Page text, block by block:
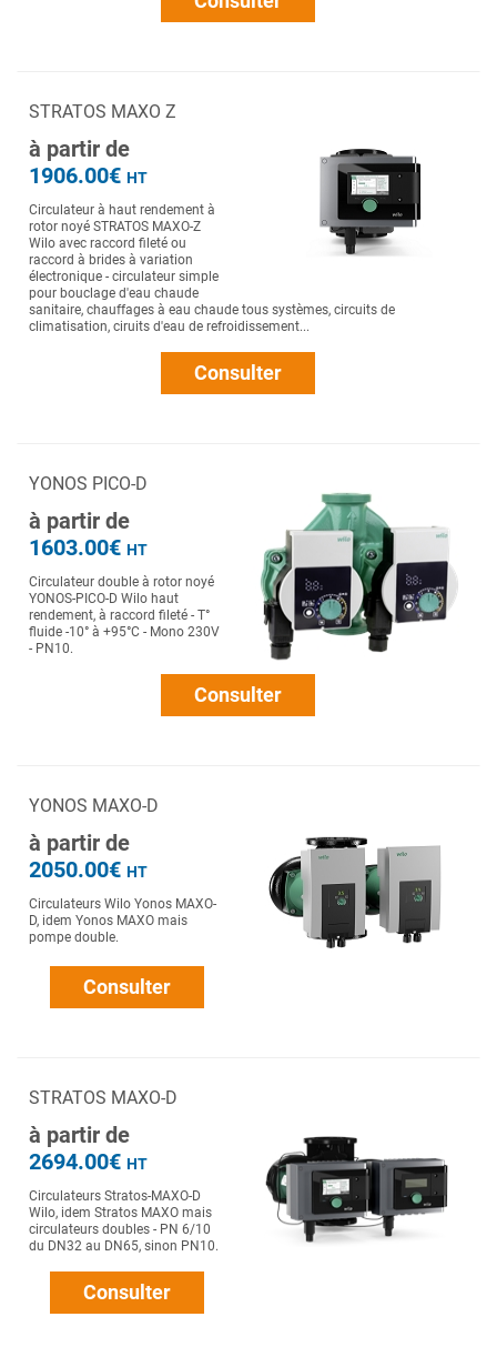
STRATOS MAXO Z
à partir de
1906.00€ HT
Circulateur à haut rendement à
rotor noyé STRATOS MAXO-Z
Wilo avec raccord fileté ou
raccord à brides à variation
électronique - circulateur simple
pour bouclage d'eau chaude
sanitaire, chauffages à eau chaude tous systèmes, circuits de
climatisation, ciruits d'eau de refroidissement...
Consulter
YONOS PICO-D
à partir de
1603.00€ HT
Circulateur double à rotor noyé
YONOS-PICO-D Wilo haut
rendement, à raccord fileté - T°
fluide -10° à +95°C - Mono 230V
- PN10.
Consulter
YONOS MAXO-D
à partir de
2050.00€ HT
Circulateurs Wilo Yonos MAXO-
D, idem Yonos MAXO mais
pompe double.
Consulter
STRATOS MAXO-D
à partir de
2694.00€ HT
Circulateurs Stratos-MAXO-D
Wilo, idem Stratos MAXO mais
circulateurs doubles - PN 6/10
du DN32 au DN65, sinon PN10.
Consulter